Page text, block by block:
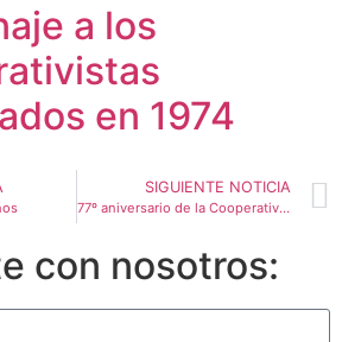
a los
en 1974
SIGUIENTE NOTICIA
77º aniversario de la Cooperativa Ltda. de Tamberos La América.
con nosotros: